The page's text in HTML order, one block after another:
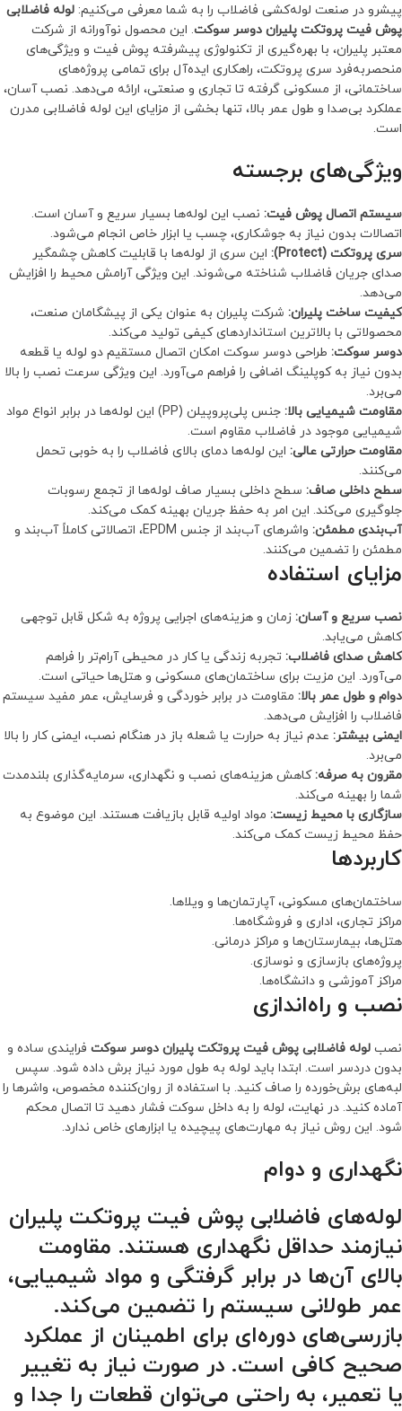
پیشرو در صنعت لوله‌کشی فاضلاب را به شما معرفی می‌کنیم: لوله فاضلابی
پوش فیت پروتکت پلیران دوسر سوکت. این محصول نوآورانه از شرکت
معتبر پلیران، با بهره‌گیری از تکنولوژی پیشرفته پوش فیت و ویژگی‌های
منحصربه‌فرد سری پروتکت، راهکاری ایده‌آل برای تمامی پروژه‌های
ساختمانی، از مسکونی گرفته تا تجاری و صنعتی، ارائه می‌دهد. نصب آسان،
عملکرد بی‌صدا و طول عمر بالا، تنها بخشی از مزایای این لوله فاضلابی مدرن
است.
ویژگی‌های برجسته
سیستم اتصال پوش فیت: نصب این لوله‌ها بسیار سریع و آسان است.
اتصالات بدون نیاز به جوشکاری، چسب یا ابزار خاص انجام می‌شود.
سری پروتکت (Protect):
این سری از لوله‌ها با قابلیت کاهش چشمگیر
صدای جریان فاضلاب شناخته می‌شوند. این ویژگی آرامش محیط را افزایش
می‌دهد.
کیفیت ساخت پلیران: شرکت پلیران به عنوان یکی از پیشگامان صنعت،
محصولاتی با بالاترین استانداردهای کیفی تولید می‌کند.
دوسر سوکت: طراحی دوسر سوکت امکان اتصال مستقیم دو لوله یا قطعه
بدون نیاز به کوپلینگ اضافی را فراهم می‌آورد. این ویژگی سرعت نصب را بالا
می‌برد.
مقاومت شیمیایی بالا:
جنس پلی‌پروپیلن (PP) این لوله‌ها در برابر انواع مواد
شیمیایی موجود در فاضلاب مقاوم است.
مقاومت حرارتی عالی: این لوله‌ها دمای بالای فاضلاب را به خوبی تحمل
می‌کنند.
سطح داخلی صاف: سطح داخلی بسیار صاف لوله‌ها از تجمع رسوبات
جلوگیری می‌کند. این امر به حفظ جریان بهینه کمک می‌کند.
آب‌بندی مطمئن:
واشرهای آب‌بند از جنس EPDM، اتصالاتی کاملاً آب‌بند و
مطمئن را تضمین می‌کنند.
مزایای استفاده
نصب سریع و آسان: زمان و هزینه‌های اجرایی پروژه به شکل قابل توجهی
کاهش می‌یابد.
کاهش صدای فاضلاب: تجربه زندگی یا کار در محیطی آرام‌تر را فراهم
می‌آورد. این مزیت برای ساختمان‌های مسکونی و هتل‌ها حیاتی است.
دوام و طول عمر بالا: مقاومت در برابر خوردگی و فرسایش، عمر مفید سیستم
فاضلاب را افزایش می‌دهد.
ایمنی بیشتر: عدم نیاز به حرارت یا شعله باز در هنگام نصب، ایمنی کار را بالا
می‌برد.
مقرون به صرفه: کاهش هزینه‌های نصب و نگهداری، سرمایه‌گذاری بلندمدت
شما را بهینه می‌کند.
سازگاری با محیط زیست: مواد اولیه قابل بازیافت هستند. این موضوع به
حفظ محیط زیست کمک می‌کند.
کاربردها
ساختمان‌های مسکونی، آپارتمان‌ها و ویلاها.
مراکز تجاری، اداری و فروشگاه‌ها.
هتل‌ها، بیمارستان‌ها و مراکز درمانی.
پروژه‌های بازسازی و نوسازی.
مراکز آموزشی و دانشگاه‌ها.
نصب و راه‌اندازی
نصب لوله فاضلابی پوش فیت پروتکت پلیران دوسر سوکت فرایندی ساده و
بدون دردسر است. ابتدا باید لوله به طول مورد نیاز برش داده شود. سپس
لبه‌های برش‌خورده را صاف کنید. با استفاده از روان‌کننده مخصوص، واشرها را
آماده کنید. در نهایت، لوله را به داخل سوکت فشار دهید تا اتصال محکم
شود. این روش نیاز به مهارت‌های پیچیده یا ابزارهای خاص ندارد.
نگهداری و دوام
لوله‌های فاضلابی پوش فیت پروتکت پلیران
نیازمند حداقل نگهداری هستند. مقاومت
بالای آن‌ها در برابر گرفتگی و مواد شیمیایی،
عمر طولانی سیستم را تضمین می‌کند.
بازرسی‌های دوره‌ای برای اطمینان از عملکرد
صحیح کافی است. در صورت نیاز به تغییر
یا تعمیر، به راحتی می‌توان قطعات را جدا و